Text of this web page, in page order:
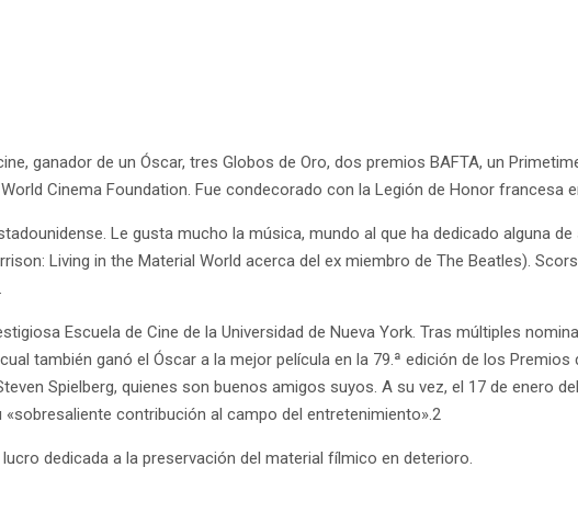
ganador de un Óscar, tres Globos de Oro, dos premios BAFTA, un
Cinema Foundation. Fue condecorado con la Legión de Honor francesa
Le gusta mucho la música, mundo al que ha dedicado alguna
Living in the Material World acerca del ex miembro de The Beatles).
Escuela de Cine de la Universidad de Nueva York. Tras múltiples
también ganó el Óscar a la mejor película en la 79.ª edición de los Premios
Spielberg, quienes son buenos amigos suyos. A su vez, el 17 de enero
contribución al campo del entretenimiento».2
dedicada a la preservación del material fílmico en deterioro.